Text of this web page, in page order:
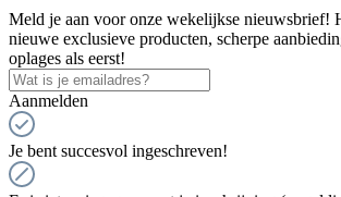
Meld je aan voor onze wekelijkse nieuwsbrief!
nieuwe exclusieve producten, scherpe
oplages als eerst!
Aanmelden
Je bent succesvol ingeschreven!